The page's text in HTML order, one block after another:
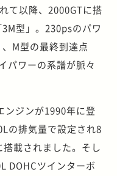
て以降、2000GTに搭
型」。230psのパワ
M型の最終到達点
パワーの系譜が脈々
ンジンが1990年に登
の排気量で設定され8
載されました。そし
DOHCツインターボ